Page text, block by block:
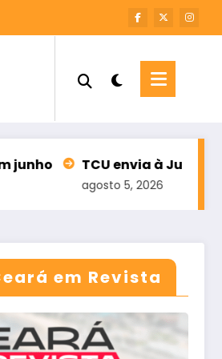
TCU envia à Justiça
agosto 5, 2026
em Revista